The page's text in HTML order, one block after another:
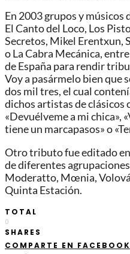
En 2003 grupos y músicos
El Canto del Loco, Los
Secretos, Mikel Erentxun,
o La Cabra Mecánica,
de España para rendir
Voy a pasármelo bien que
dos mil tres, el cual
dichos artistas de clásicos
«Devuélveme a mi chica»,
tiene un marcapasos» o
Otro tributo fue editado
de diferentes
Moderatto, Mœnia,
Quinta Estación.
TOTAL
0
SHARES
COMPARTE EN FACEBOOK